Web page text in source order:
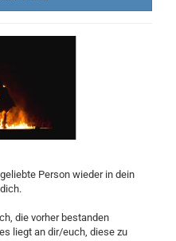
Person wieder in dein
die vorher bestanden
liegt an dir/euch, diese zu